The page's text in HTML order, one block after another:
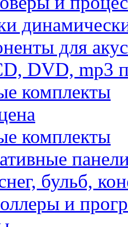
для
DVD, mp3
комплекты
комплекты
бульб,
и